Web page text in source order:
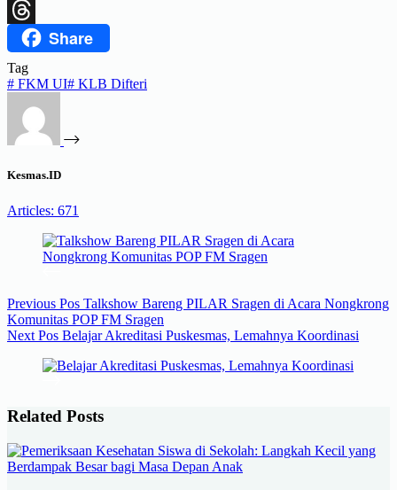
X
ThreadsShare
Tag
# FKM UI# KLB Difteri
Kesmas.ID
Articles: 671
Previous Pos Talkshow Bareng PILAR Sragen di Acara Nongkrong
Komunitas POP FM Sragen
Next Pos Belajar Akreditasi Puskesmas, Lemahnya Koordinasi
Related Posts